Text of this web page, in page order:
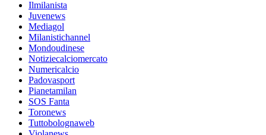
Ilmilanista
Juvenews
Mediagol
Milanistichannel
Mondoudinese
Notiziecalciomercato
Numericalcio
Padovasport
Pianetamilan
SOS Fanta
Toronews
Tuttobolognaweb